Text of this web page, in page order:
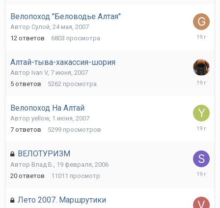
Велопоход "Беловодье Алтая"
Автор Сулой, 24 мая, 2007
12 ответов 6803 просмотра
20
Алтай-тыва-хакассия-шория
Автор Ivan V, 7 июня, 2007
5 ответов 5262 просмотра
13
Велопоход На Алтай
Автор yellow, 1 июня, 2007
7 ответов 5299 просмотров
ВЕЛОТУРИЗМ
Автор Влад Б., 19 февраля, 2006
20 ответов 11011 просмотр
19
Лето 2007. Маршрутики